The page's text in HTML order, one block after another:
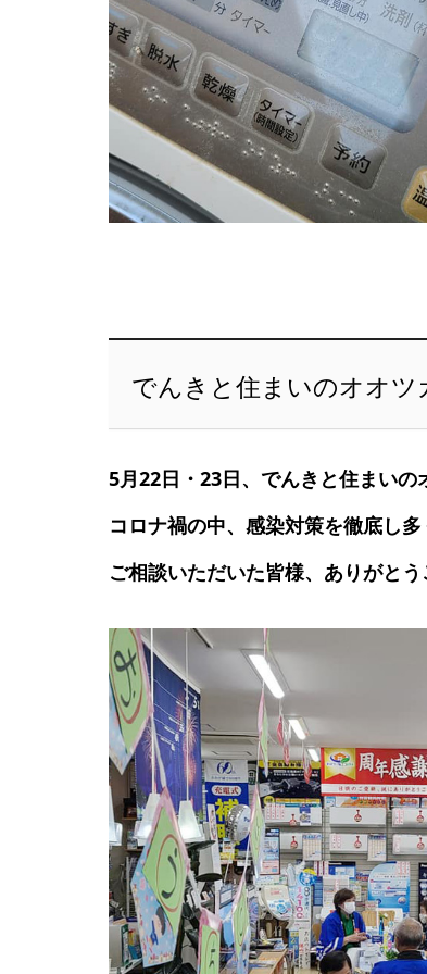
でんきと住まいのオオ
5月22日・23日、でんきと住まい
コロナ禍の中、感染対策を徹底し
ご相談いただいた皆様、ありがとう